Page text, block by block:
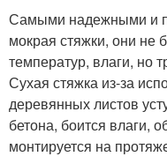
Самыми надежными и
мокрая стяжки, они не
температур, влаги, но
Сухая стяжка из-за
деревянных листов
бетона, боится влаги,
монтируется на